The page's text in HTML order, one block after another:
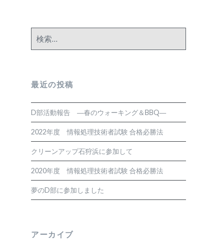
索:
最近の投稿
D部活動報告 ―春のウォーキング＆BBQ―
2022年度 情報処理技術者試験 合格必勝法
クリーンアップ石狩浜に参加して
2020年度 情報処理技術者試験 合格必勝法
夢のD部に参加しました
アーカイブ